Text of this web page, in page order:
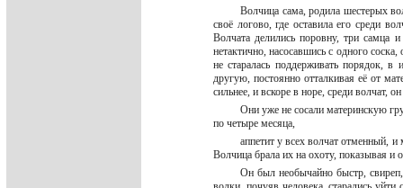
Волчица сама, родила шестерых
своё логово, где оставила его среди
Волчата делились поровну, три самца
нетактично, насосавшись с одного
не старалась поддерживать порядок,
другую, постоянно отталкивая её от
сильнее, и вскоре в норе, среди волчат,
Они уже не сосали материнскую
по четыре месяца,
аппетит у всех волчат отменный,
Волчица брала их на охоту, показывая
Он был необычайно быстр,